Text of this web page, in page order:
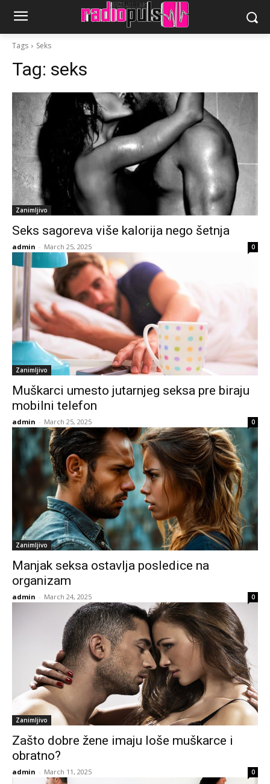
Tags Seks
Tag: seks
Zanimljivo
Seks sagoreva više kalorija nego šetnja
admin - March 25, 2025 0
Zanimljivo
Muškarci umesto jutarnjeg seksa pre biraju
mobilni telefon
admin - March 25, 2025 0
Zanimljivo
Manjak seksa ostavlja posledice na
organizam
admin - March 24, 2025 0
Zanimljivo
Zašto dobre žene imaju loše muškarce i
obratno?
admin - March 11, 2025 0